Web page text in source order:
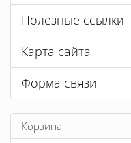
Полезные ссылки
Карта сайта
Форма связи
Корзина